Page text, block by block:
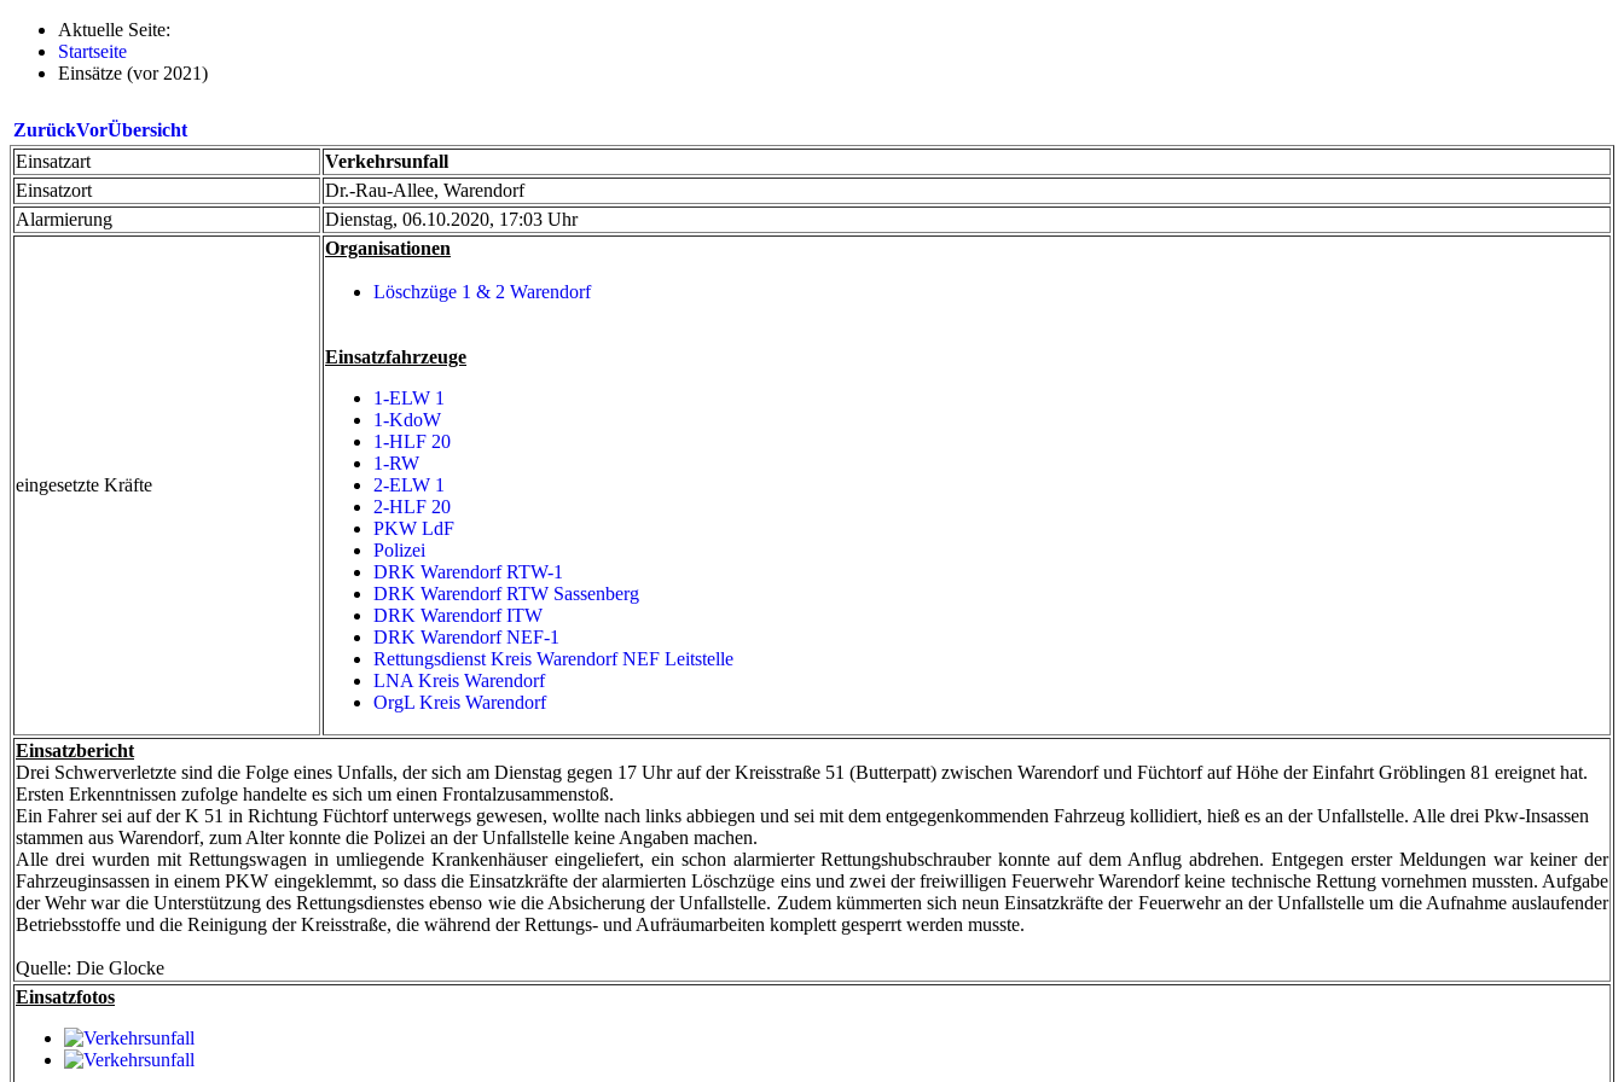
Aktuelle Seite:
Startseite
Einsätze (vor 2021)
ZurückVorÜbersicht
Einsatzart
Verkehrsunfall
Einsatzort
Dr.-Rau-Allee, Warendorf
Alarmierung
Dienstag, 06.10.2020, 17:03 Uhr
eingesetzte Kräfte
Organisationen
Löschzüge 1 & 2 Warendorf
Einsatzfahrzeuge
1-ELW 1
1-KdoW
1-HLF 20
1-RW
2-ELW 1
2-HLF 20
PKW LdF
Polizei
DRK Warendorf RTW-1
DRK Warendorf RTW Sassenberg
DRK Warendorf ITW
DRK Warendorf NEF-1
Rettungsdienst Kreis Warendorf NEF Leitstelle
LNA Kreis Warendorf
OrgL Kreis Warendorf
Einsatzbericht
Drei Schwerverletzte sind die Folge eines Unfalls, der sich am Dienstag gegen 17 Uhr auf der Kreisstraße 51 (Butterpatt) zwischen Warendorf und Füchtorf auf Höhe der Einfahrt Gröblingen 81 ereignet hat.
Ersten Erkenntnissen zufolge handelte es sich um einen Frontalzusammenstoß.
Ein Fahrer sei auf der K 51 in Richtung Füchtorf unterwegs gewesen, wollte nach links abbiegen und sei mit dem entgegenkommenden Fahrzeug kollidiert, hieß es an der Unfallstelle. Alle drei Pkw-Insassen
stammen aus Warendorf, zum Alter konnte die Polizei an der Unfallstelle keine Angaben machen.
Alle drei wurden mit Rettungswagen in umliegende Krankenhäuser eingeliefert, ein schon alarmierter Rettungshubschrauber konnte auf dem Anflug abdrehen. Entgegen erster Meldungen war keiner der
Fahrzeuginsassen in einem PKW eingeklemmt, so dass die Einsatzkräfte der alarmierten Löschzüge eins und zwei der freiwilligen Feuerwehr Warendorf keine technische Rettung vornehmen mussten. Aufgabe
der Wehr war die Unterstützung des Rettungsdienstes ebenso wie die Absicherung der Unfallstelle. Zudem kümmerten sich neun Einsatzkräfte der Feuerwehr an der Unfallstelle um die Aufnahme auslaufender
Betriebsstoffe und die Reinigung der Kreisstraße, die während der Rettungs- und Aufräumarbeiten komplett gesperrt werden musste.
Quelle: Die Glocke
Einsatzfotos